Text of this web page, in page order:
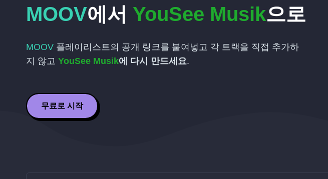
MOOV에서 YouSee Musik으로
MOOV 플레이리스트의 공개 링크를 붙여넣고 각 트랙을 직접 추가하
지 않고 YouSee Musik에 다시 만드세요.
무료로 시작